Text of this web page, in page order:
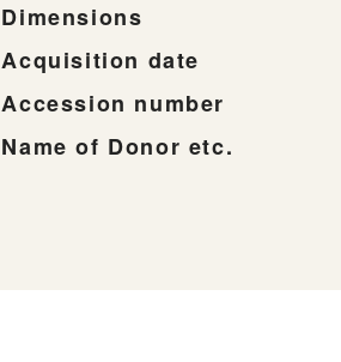
Dimensions
Acquisition date
Accession number
Name of Donor etc.